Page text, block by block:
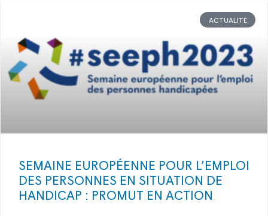
ACTUALITÉ
SEMAINE EUROPÉENNE POUR L’EMPLOI
DES PERSONNES EN SITUATION DE
HANDICAP : PROMUT EN ACTION